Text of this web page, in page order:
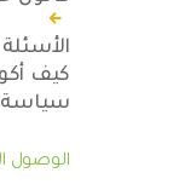
كيف
الوصول